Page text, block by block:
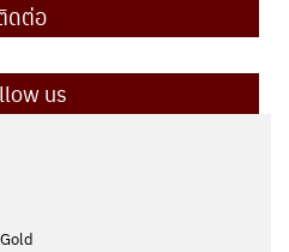
ดต่อ
us